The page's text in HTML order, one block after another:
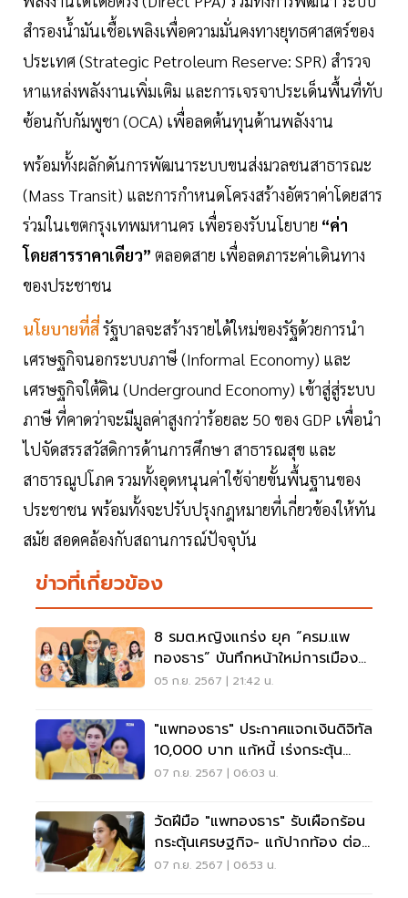
สำรองน้ำมันเชื้อเพลิงเพื่อความมั่นคงทางยุทธศาสตร์ของ
ประเทศ (Strategic Petroleum Reserve: SPR) สำรวจ
หาแหล่งพลังงานเพิ่มเติม และการเจรจาประเด็นพื้นที่ทับ
ซ้อนกับกัมพูชา (OCA) เพื่อลดต้นทุนด้านพลังงาน
พร้อมทั้งผลักดันการพัฒนาระบบขนส่งมวลชนสาธารณะ
(Mass Transit) และการกำหนดโครงสร้างอัตราค่าโดยสาร
ร่วมในเขตกรุงเทพมหานคร เพื่อรองรับนโยบาย “ค่า
โดยสารราคาเดียว” ตลอดสาย เพื่อลดภาระค่าเดินทาง
ของประชาชน
นโยบายที่สี่รัฐบาลจะสร้างรายได้ใหม่ของรัฐด้วยการนำ
เศรษฐกิจนอกระบบภาษี (Informal Economy) และ
เศรษฐกิจใต้ดิน (Underground Economy) เข้าสู่สู่ระบบ
ภาษี ที่คาดว่าจะมีมูลค่าสูงกว่าร้อยละ 50 ของ GDP เพื่อนำ
ไปจัดสรรสวัสดิการด้านการศึกษา สาธารณสุข และ
สาธารณูปโภค รวมทั้งอุดหนุนค่าใช้จ่ายขั้นพื้นฐานของ
ประชาชน พร้อมทั้งจะปรับปรุงกฎหมายที่เกี่ยวข้องให้ทัน
สมัย สอดคล้องกับสถานการณ์ปัจจุบัน
ข่าวที่เกี่ยวข้อง
8 รมต.หญิงแกร่ง ยุค “ครม.แพ
ทองธาร” บันทึกหน้าใหม่การเมือง
ไทย
05 ก.ย. 2567 | 21:42 น.
"แพทองธาร" ประกาศแจกเงินดิจิทัล
10,000 บาท แก้หนี้ เร่งกระตุ้น
เศรษฐกิจ
07 ก.ย. 2567 | 06:03 น.
วัดฝีมือ "แพทองธาร" รับเผือกร้อน
กระตุ้นเศรษฐกิจ- แก้ปากท้อง ต่อ
จาก"เศรษฐา"
07 ก.ย. 2567 | 06:53 น.